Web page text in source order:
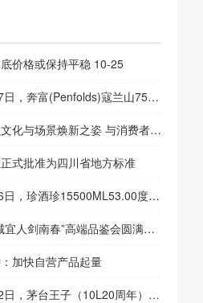
价格或保持平稳 10-25
寇兰山750ML14.50度酒每瓶的价格是多少呢？
场景焕新之姿 与消费者共赴和美新年之约
式批准为四川省地方标准
珍15500ML53.00度酒每瓶的价格是多少呢？
人剑南春”高端品鉴会圆满落幕
加快自营产品起量
（10L20周年）10000ML53.00度酒每瓶的价格是多少呢？